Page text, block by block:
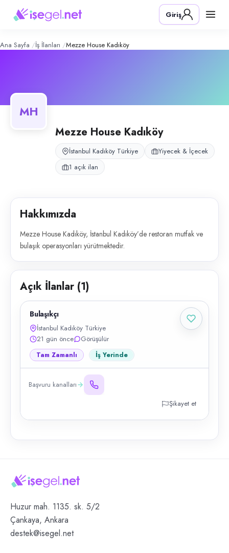
House Kadıköy – Şirket
Konum:
Mezze House Kadıköy, İstanbul Kadıköy’de restoran mutfak ve
Giriş
Ana Sayfa İş İlanları Mezze House Kadıköy
MH
Mezze House Kadıköy
İstanbul Kadıköy Türkiye
Yiyecek & İçecek
1 açık ilan
Hakkımızda
Mezze House Kadıköy, İstanbul Kadıköy’de restoran mutfak ve
bulaşık operasyonları yürütmektedir.
Açık İlanlar (1)
Bulaşıkçı
İstanbul Kadıköy Türkiye
21 gün önce
Görüşülür
Tam Zamanlı İş Yerinde
Başvuru kanalları
Şikayet et
Huzur mah. 1135. sk. 5/2
Çankaya, Ankara
destek@isegel.net